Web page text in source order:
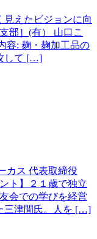
えたビジョンに向
部］(有） 山口こ
容: 麹・麹加工品の
して […]
ス 代表取締役
ト】２１歳で独立
会での学びを経営
三津間氏。人を […]